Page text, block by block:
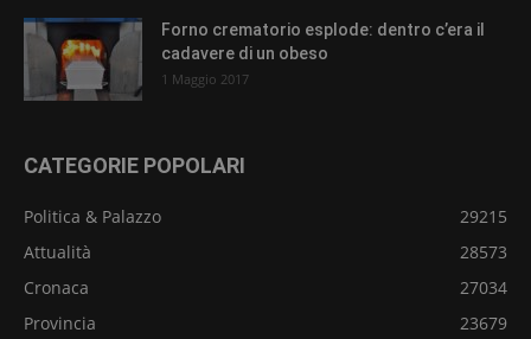
Forno crematorio esplode: dentro c’era il
cadavere di un obeso
1 Maggio 2017
CATEGORIE POPOLARI
Politica & Palazzo
29215
Attualità
28573
Cronaca
27034
Provincia
23679